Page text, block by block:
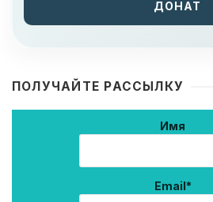
ДОНАТ
ПОЛУЧАЙТЕ РАССЫЛКУ
Имя
Email*